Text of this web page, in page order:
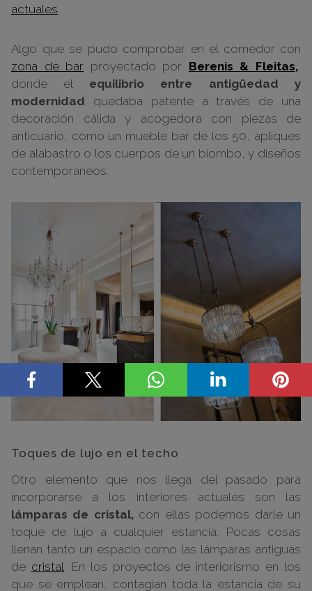
actuales.
Algo que se pudo comprobar en el comedor con
zona de bar proyectado por Berenis & Fleitas,
donde el equilibrio entre antigüedad y
modernidad quedaba patente a través de una
decoración cálida y acogedora con piezas de
anticuario, como un mueble bar de los 50, apliques
de alabastro o los cuerpos de un biombo, y diseños
contemporáneos.
Toques de lujo en el techo
Otro elemento que nos llega del pasado para
incorporarse a los interiores actuales son las
lámparas de cristal,con ellas podemos darle un
toque de lujo a cualquier estancia. Pocas cosas
llenan tanto un espacio como las lámparas antiguas
de cristal . En los proyectos de interiorismo en los
que se emplean, contagian toda la estancia de su